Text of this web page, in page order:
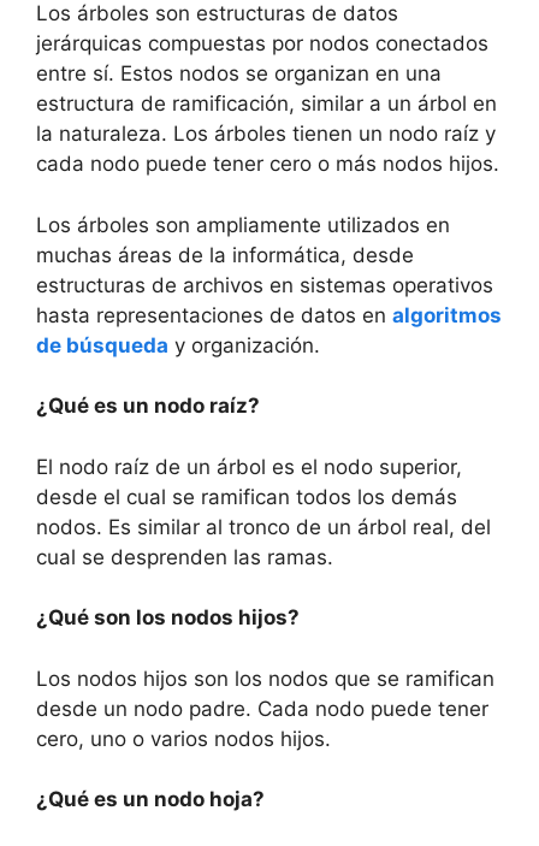
Los árboles son estructuras de datos
jerárquicas compuestas por nodos conectados
entre sí. Estos nodos se organizan en una
estructura de ramificación, similar a un árbol en
la naturaleza. Los árboles tienen un nodo raíz y
cada nodo puede tener cero o más nodos hijos.
Los árboles son ampliamente utilizados en
muchas áreas de la informática, desde
estructuras de archivos en sistemas operativos
hasta representaciones de datos en algoritmos
de búsqueda y organización.
¿Qué es un nodo raíz?
El nodo raíz de un árbol es el nodo superior,
desde el cual se ramifican todos los demás
nodos. Es similar al tronco de un árbol real, del
cual se desprenden las ramas.
¿Qué son los nodos hijos?
Los nodos hijos son los nodos que se ramifican
desde un nodo padre. Cada nodo puede tener
cero, uno o varios nodos hijos.
¿Qué es un nodo hoja?